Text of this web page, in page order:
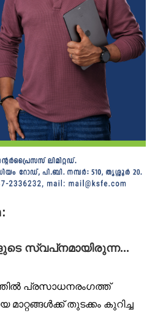
സ്വപ്‌നമായിരുന്ന...
പ്രസാധനരംഗത്ത്
മാറ്റങ്ങൾക്ക് തുടക്കം കുറിച്ച